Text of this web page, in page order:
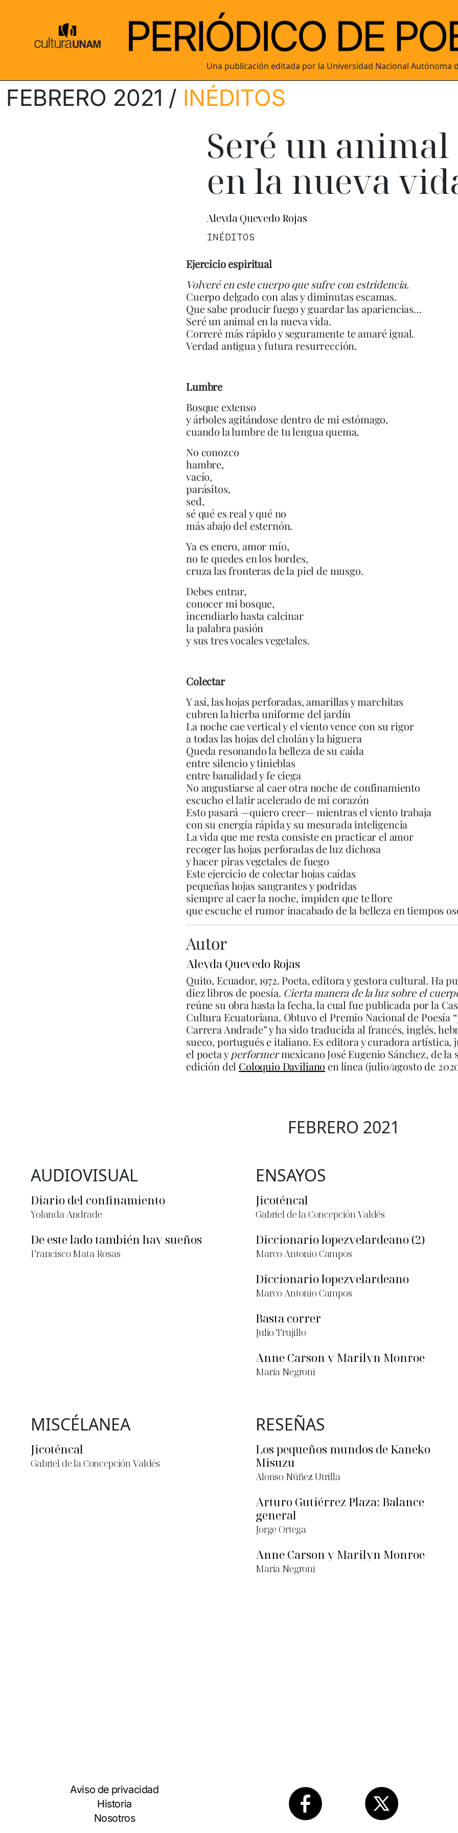
Una publicación editada por la Universidad Nacional Autónoma
FEBRERO 2021 / INÉDITOS
Seré un animal
en la nueva
Aleyda Quevedo Rojas
INÉDITOS
Ejercicio espiritual
Volveré en este cuerpo que sufre con estridencia.
Cuerpo delgado con alas y diminutas escamas.
Que sabe producir fuego y guardar las apariencias…
Seré un animal en la nueva vida.
Correré más rápido y seguramente te amaré igual.
Verdad antigua y futura resurrección.
Lumbre
Bosque extenso
y árboles agitándose dentro de mi estómago,
cuando la lumbre de tu lengua quema.
No conozco
hambre,
vacío,
parásitos,
sed,
sé qué es real y qué no
más abajo del esternón.
Ya es enero, amor mío,
no te quedes en los bordes,
cruza las fronteras de la piel de musgo.
Debes entrar,
conocer mi bosque,
incendiarlo hasta calcinar
la palabra pasión
y sus tres vocales vegetales.
Colectar
Y así, las hojas perforadas, amarillas y marchitas
cubren la hierba uniforme del jardín
La noche cae vertical y el viento vence con su rigor
a todas las hojas del cholán y la higuera
Queda resonando la belleza de su caída
entre silencio y tinieblas
entre banalidad y fe ciega
No angustiarse al caer otra noche de confinamiento
escucho el latir acelerado de mi corazón
Esto pasará —quiero creer— mientras el viento trabaja
con su energía rápida y su mesurada inteligencia
La vida que me resta consiste en practicar el amor
recoger las hojas perforadas de luz dichosa
y hacer piras vegetales de fuego
Este ejercicio de colectar hojas caídas
pequeñas hojas sangrantes y podridas
siempre al caer la noche, impiden que te llore
que escuche el rumor inacabado de la belleza en tiempos
Autor
Aleyda Quevedo Rojas
Quito, Ecuador, 1972. Poeta, editora y gestora cultural. Ha
diez libros de poesía. Cierta manera de la luz sobre el
reúne su obra hasta la fecha, la cual fue publicada por la
Cultura Ecuatoriana. Obtuvo el Premio Nacional de Poesía
Carrera Andrade” y ha sido traducida al francés, inglés,
sueco, portugués e italiano. Es editora y curadora artística,
el poeta yperformermexicano José Eugenio Sánchez, de la
edición del Coloquio Daviliano en línea (julio/agosto de
FEBRERO 2021
AUDIOVISUAL
Diario del confinamiento
Yolanda Andrade
De este lado también hay sueños
Francisco Mata Rosas
ENSAYOS
Jicoténcal
Gabriel de la Concepción Valdés
Diccionario lopezvelardeano (2)
Marco Antonio Campos
Diccionario lopezvelardeano
Marco Antonio Campos
Basta correr
Julio Trujillo
Anne Carson y Marilyn Monroe
María Negroni
MISCÉLANEA
Jicoténcal
Gabriel de la Concepción Valdés
RESEÑAS
Los pequeños mundos de Kaneko
Misuzu
Alonso Núñez Utrilla
Arturo Gutiérrez Plaza: Balance
general
Jorge Ortega
Anne Carson y Marilyn Monroe
María Negroni
Aviso de privacidad
Historia
Nosotros